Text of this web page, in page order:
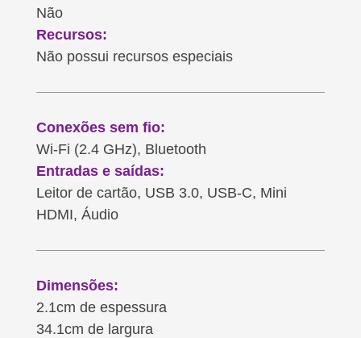
Não
Recursos:
Não possui recursos especiais
Conexões sem fio:
Wi-Fi (2.4 GHz), Bluetooth
Entradas e saídas:
Leitor de cartão, USB 3.0, USB-C, Mini
HDMI, Áudio
Dimensões:
2.1cm de espessura
34.1cm de largura